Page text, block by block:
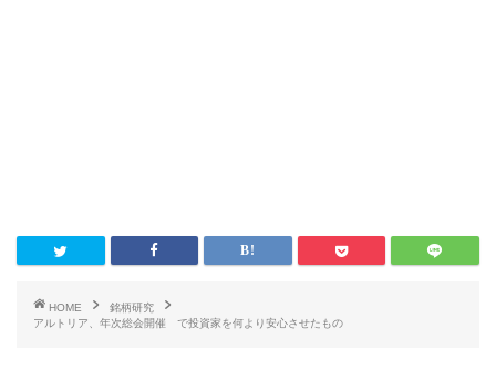
HOME
銘柄研究
アルトリア、年次総会開催 で投資家を何より安心させたもの